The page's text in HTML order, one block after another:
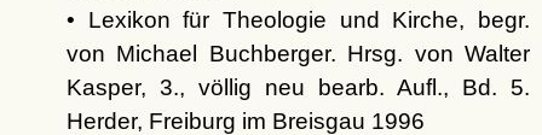
• Lexikon für Theologie und Kirche, begr.
von Michael Buchberger. Hrsg. von Walter
Kasper, 3., völlig neu bearb. Aufl., Bd. 5.
Herder, Freiburg im Breisgau 1996